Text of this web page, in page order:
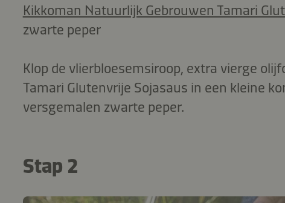
Kikkoman Natuurlijk Gebrouwen Tamari
zwarte peper
Klop de vlierbloesemsiroop, extra vierge
Tamari Glutenvrije Sojasaus in een kleine
versgemalen zwarte peper.
Stap 2